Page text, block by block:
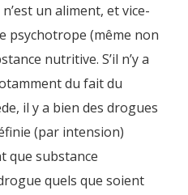
un aliment, et vice-
psychotrope (même non
nutritive. S’il n’y a
du fait du
il y a bien des drogues
(par intension)
que substance
quels que soient